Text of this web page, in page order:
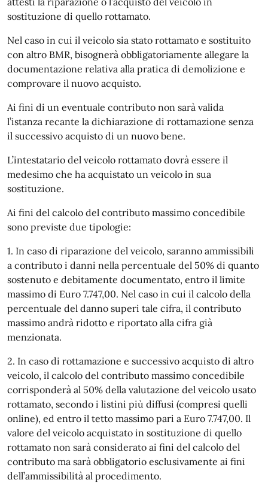
sostituzione di quello rottamato.
Nel caso in cui il veicolo sia stato rottamato e sostituito
con altro BMR, bisognerà obbligatoriamente allegare la
documentazione relativa alla pratica di demolizione e
comprovare il nuovo acquisto.
Ai fini di un eventuale contributo non sarà valida
l’istanza recante la dichiarazione di rottamazione senza
il successivo acquisto di un nuovo bene.
L’intestatario del veicolo rottamato dovrà essere il
medesimo che ha acquistato un veicolo in sua
sostituzione.
Ai fini del calcolo del contributo massimo concedibile
sono previste due tipologie:
1. In caso di riparazione del veicolo, saranno ammissibili
a contributo i danni nella percentuale del 50% di quanto
sostenuto e debitamente documentato, entro il limite
massimo di Euro 7.747,00. Nel caso in cui il calcolo della
percentuale del danno superi tale cifra, il contributo
massimo andrà ridotto e riportato alla cifra già
menzionata.
2. In caso di rottamazione e successivo acquisto di altro
veicolo, il calcolo del contributo massimo concedibile
corrisponderà al 50% della valutazione del veicolo usato
rottamato, secondo i listini più diffusi (compresi quelli
online), ed entro il tetto massimo pari a Euro 7.747,00. Il
valore del veicolo acquistato in sostituzione di quello
rottamato non sarà considerato ai fini del calcolo del
contributo ma sarà obbligatorio esclusivamente ai fini
dell’ammissibilità al procedimento.